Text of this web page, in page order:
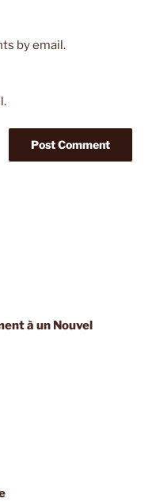
by email.
à un Nouvel